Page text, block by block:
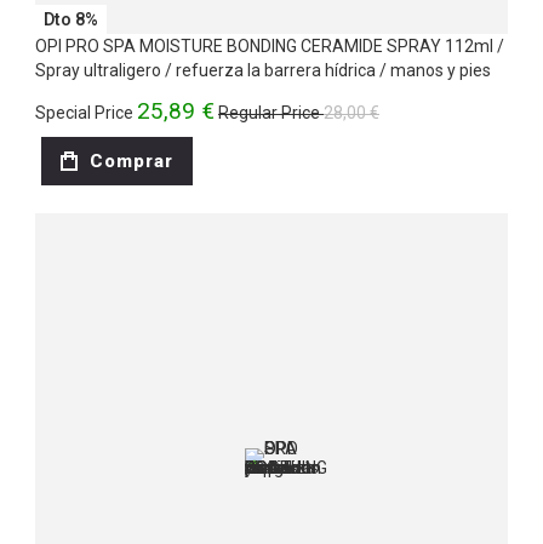
Dto 8%
OPI PRO SPA MOISTURE BONDING CERAMIDE SPRAY 112ml /
Spray ultraligero / refuerza la barrera hídrica / manos y pies
Special Price 25,89 € Regular Price28,00 €
Comprar